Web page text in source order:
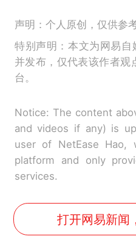
声明：个人原创，仅供参
特别声明：本文为网易自
并发布，仅代表该作者观
台。
Notice: The content
and videos if any) is
user of NetEase Hao,
platform and only
services.
打开网易新闻